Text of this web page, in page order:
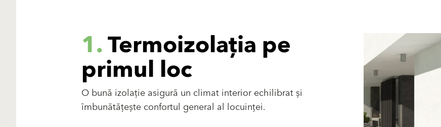
1.Termoizolația pe
primul loc
O bună izolație asigură un climat interior echilibrat și
îmbunătățește confortul general al locuinței.